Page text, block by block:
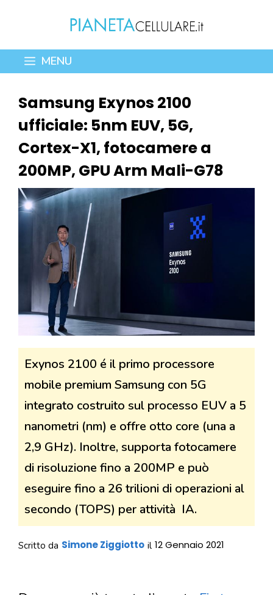
contenuto
MENU
Samsung Exynos 2100
ufficiale: 5nm EUV, 5G,
Cortex-X1, fotocamere a
200MP, GPU Arm Mali-G78
Exynos 2100 é il primo processore
mobile premium Samsung con 5G
integrato costruito sul processo EUV a 5
nanometri (nm) e offre otto core (una a
2,9 GHz). Inoltre, supporta fotocamere
di risoluzione fino a 200MP e può
eseguire fino a 26 trilioni di operazioni al
secondo (TOPS) per attività IA.
Scritto da Simone Ziggiotto il 12 Gennaio 2021